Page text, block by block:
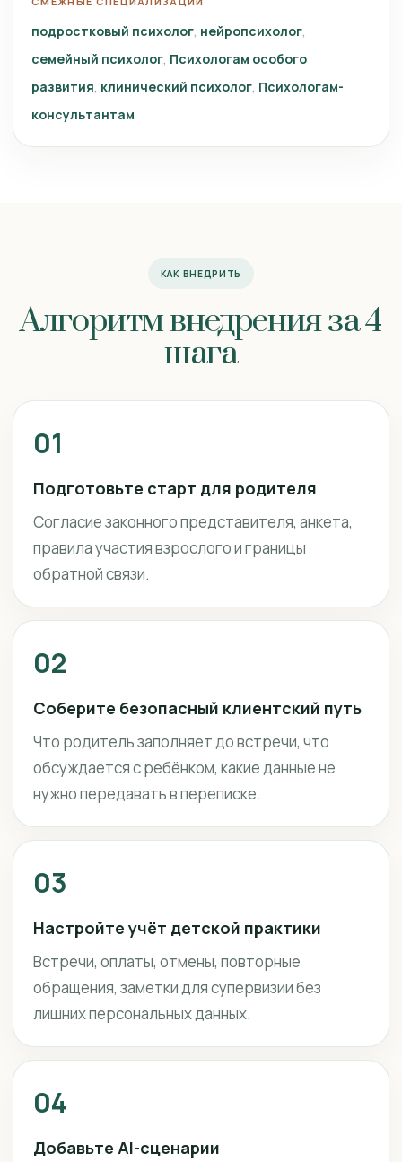
подростковый психолог нейропсихолог
семейный психолог Психологам особого
развития клинический психолог Психологам-
консультантам
КАК ВНЕДРИТЬ
Алгоритм внедрения за 4
шага
01
Подготовьте старт для родителя
Согласие законного представителя, анкета,
правила участия взрослого и границы
обратной связи.
02
Соберите безопасный клиентский путь
Что родитель заполняет до встречи, что
обсуждается с ребёнком, какие данные не
нужно передавать в переписке.
03
Настройте учёт детской практики
Встречи, оплаты, отмены, повторные
обращения, заметки для супервизии без
лишних персональных данных.
04
Добавьте AI-сценарии